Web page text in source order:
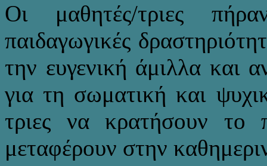
Οι μαθητές/τριες
παιδαγωγικές
την ευγενική άμιλλα και
για τη σωματική και
τριες να κρατήσουν
μεταφέρουν στην